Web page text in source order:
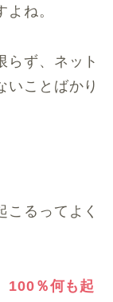
ね。
らず、ネット
いことばかり
こるってよく
100％何も起